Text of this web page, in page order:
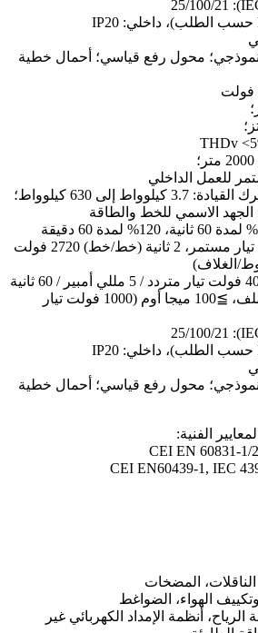
محول رفع قياسي؛ أحمال خطية
للعمل الداخلي
إلى 630 كيلوواط؛
جهد الاختبار: 2240 فولت تيار مستمر، 2 ثانية (خط/خط) 2720 فولت
مقاومة العزل: القلب/الملف، ≧100 ميجا أوم (1000 فولت تيار
محول رفع قياسي؛ أحمال خطية
الفنية:
المضخات
الهواء، الضواغط
أنظمة الإمداد الكهربائي غير